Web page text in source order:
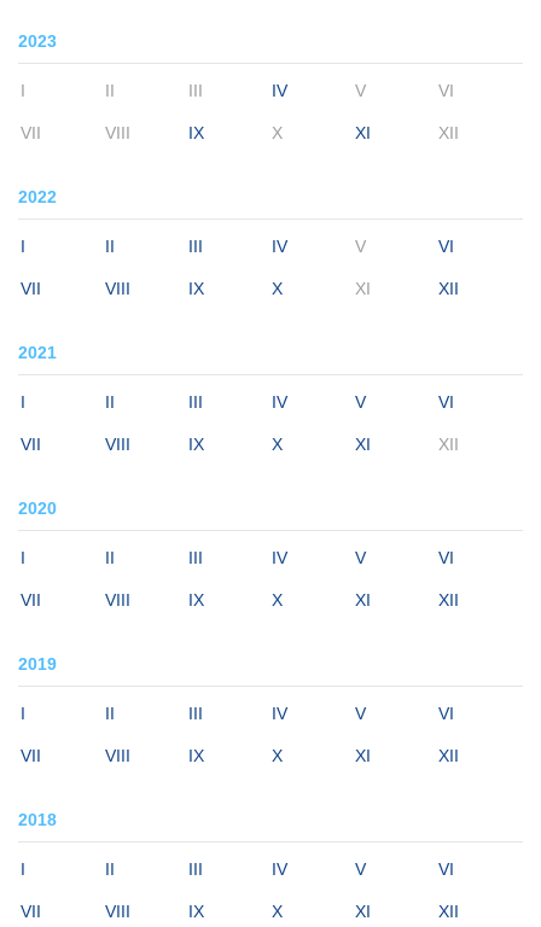
2023
I II III IV V VI
VII VIII IX X XI XII
2022
I II III IV V VI
VII VIII IX X XI XII
2021
I II III IV V VI
VII VIII IX X XI XII
2020
I II III IV V VI
VII VIII IX X XI XII
2019
I II III IV V VI
VII VIII IX X XI XII
2018
I II III IV V VI
VII VIII IX X XI XII